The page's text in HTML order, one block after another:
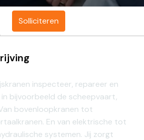
Solliciteren
inspecteer, repareer en
bijvoorbeeld de scheepvaart,
bovenloopkranen tot
En van elektrische tot
systemen. Jij zorgt